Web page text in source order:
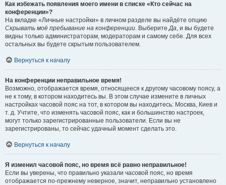
Как избежать появления моего имени в списке «Кто сейчас на
конференции»?
На вкладке «Личные настройки» в личном разделе вы найдёте опцию
Скрывать моё пребывание на конференции. ВыберитеДа, и вы будете
видны только администраторам, модераторам и самому себе. Для всех
остальных вы будете скрытым пользователем.
Вернуться к началу
На конференции неправильное время!
Возможно, отображается время, относящееся к другому часовому поясу, а
не к тому, в котором находитесь вы. В этом случае измените в личных
настройках часовой пояс на тот, в котором вы находитесь: Москва, Киев и
т. д. Учтите, что изменять часовой пояс, как и большинство настроек,
могут только зарегистрированные пользователи. Если вы не
зарегистрированы, то сейчас удачный момент сделать это.
Вернуться к началу
Я изменил часовой пояс, но время всё равно неправильное!
Если вы уверены, что правильно указали часовой пояс, но время
отображается по-прежнему неверное, значит, неправильно установлено